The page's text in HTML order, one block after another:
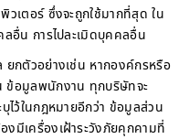
เตอร์ ซึ่งจะถูกใช้มากที่สุด ใน
อื่น การไปละเมิดบุคคลอื่น
กตัวอย่างเช่น หากองค์กรหรือ
ข้อมูลพนักงาน ทุกบริษัทจะ
ไว้ในกฎหมายอีกว่า ข้อมูลส่วน
มีเครื่องเฝ้าระวังภัยคุกคามที่